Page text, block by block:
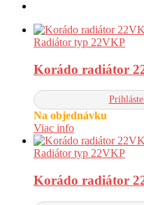
Radiátor typ 22VKP
Korádo radiátor
Na objednávku
Viac info
Radiátor typ 22VKP
Korádo radiátor